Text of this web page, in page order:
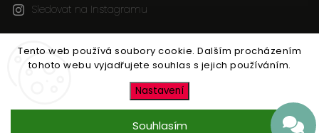
Tento web používá soubory cookie. Dalším procházením
tohoto webu vyjadřujete souhlas s jejich používáním.
Nastavení
Souhlasím
Sledovat na Instagramu
Copyright 2026Jen tak z lásky. Všechna práva
vyhrazena.
Upravit nastavení cookies